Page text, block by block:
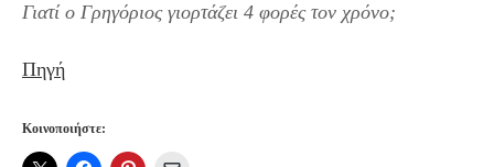
Γιατί ο Γρηγόριος γιορτάζει 4 φορές τον χρόνο;
Πηγή
Κοινοποιήστε: